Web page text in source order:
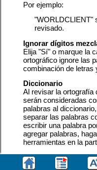
Por ejemplo:
"WORLDCLIENT"
revisado.
Ignorar dígitos
Elija "Sí" o marque la
ortográfico ignore las
combinación de letras
Diccionario
Al revisar la ortografía
serán consideradas
palabras al
separar las palabras
escribir una palabra
agregar palabras,
herramientas en la
Para obtener más
ortográfica, consulte: